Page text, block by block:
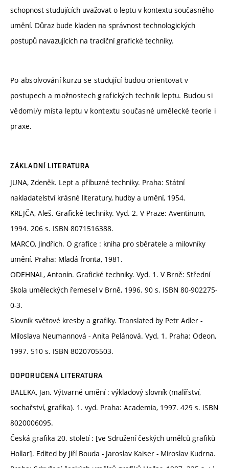
schopnost studujících uvažovat o leptu v kontextu současného
umění. Důraz bude kladen na správnost technologických
postupů navazujících na tradiční grafické techniky.
Po absolvování kurzu se studující budou orientovat v
postupech a možnostech grafických technik leptu. Budou si
vědomi/y místa leptu v kontextu současné umělecké teorie i
praxe.
ZÁKLADNÍ LITERATURA
JUNA, Zdeněk. Lept a příbuzné techniky. Praha: Státní
nakladatelství krásné literatury, hudby a umění, 1954.
KREJČA, Aleš. Grafické techniky. Vyd. 2. V Praze: Aventinum,
1994. 206 s. ISBN 8071516388.
MARCO, Jindřich. O grafice : kniha pro sběratele a milovníky
umění. Praha: Mladá fronta, 1981.
ODEHNAL, Antonín. Grafické techniky. Vyd. 1. V Brně: Střední
škola uměleckých řemesel v Brně, 1996. 90 s. ISBN 80-902275-
0-3.
Slovník světové kresby a grafiky. Translated by Petr Adler -
Miloslava Neumannová - Anita Pelánová. Vyd. 1. Praha: Odeon,
1997. 510 s. ISBN 8020705503.
DOPORUČENÁ LITERATURA
BALEKA, Jan. Výtvarné umění : výkladový slovník (malířství,
sochařství, grafika). 1. vyd. Praha: Academia, 1997. 429 s. ISBN
8020006095.
Česká grafika 20. století : [ve Sdružení českých umělců grafiků
Hollar]. Edited by Jiří Bouda - Jaroslav Kaiser - Miroslav Kudrna.